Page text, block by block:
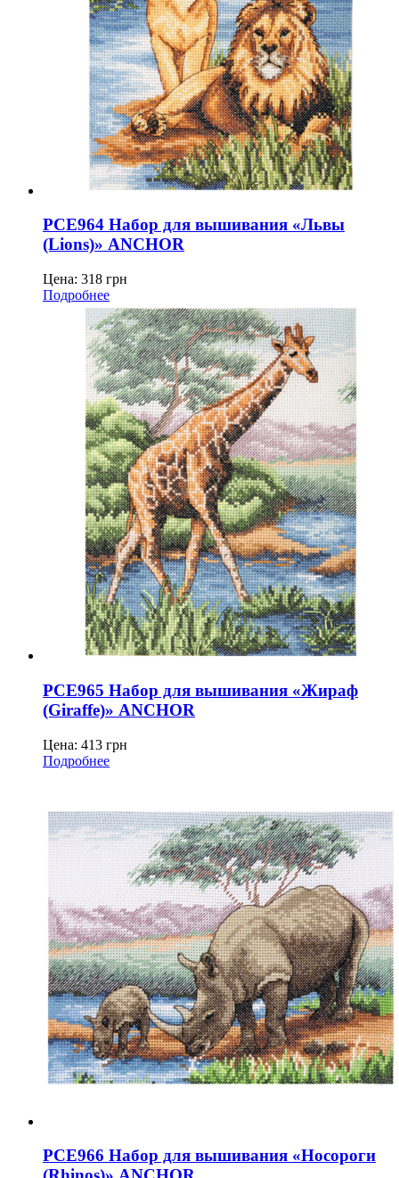
PCE964 Набор для вышивания «Львы
(Lions)» ANCHOR
Цена: 318 грн
Подробнее
PCE965 Набор для вышивания «Жираф
(Giraffe)» ANCHOR
Цена: 413 грн
Подробнее
PCE966 Набор для вышивания «Носороги